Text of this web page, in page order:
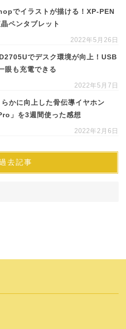
でイラストが描ける！XP-PEN
ペンタブレット
2022年5月26日
でデスク環境が向上！USB
眼も充電できる
2022年5月7日
かに向上した骨伝導イヤホン
」を3週間使った感想
2022年2月6日
去記事